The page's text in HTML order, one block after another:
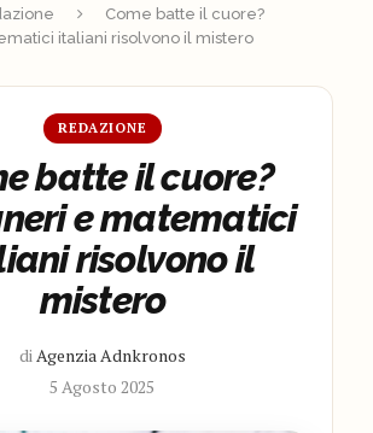
Come batte il cuore?
italiani risolvono il mistero
REDAZIONE
batte il cuore?
e matematici
risolvono il
mistero
di Agenzia Adnkronos
5 Agosto 2025